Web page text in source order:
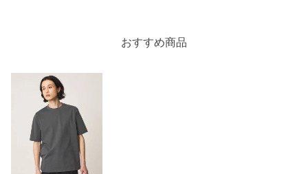
※レビューは、個人の主観による感想・体感によるもので、商品の効果や性
能を保証するものではありません。
おすすめ商品